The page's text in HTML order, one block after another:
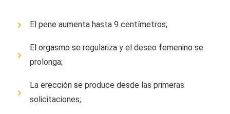
El pene aumenta hasta 9 centímetros;
El orgasmo se regulariza y el deseo femenino se
prolonga;
La erección se produce desde las primeras
solicitaciones;